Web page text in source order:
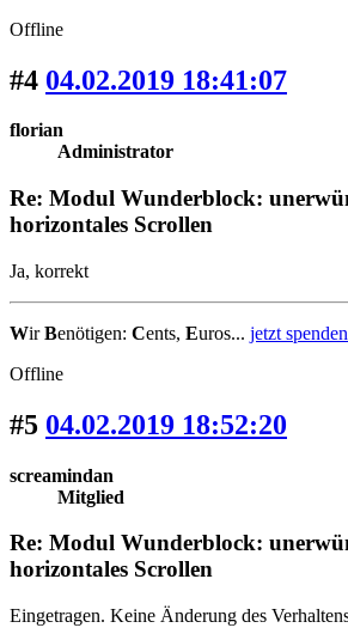
Offline
#4 04.02.2019 18:41:07
florian
Administrator
Re: Modul Wunderblock:
horizontales Scrollen
Ja, korrekt
WirBenötigen: Cents, Euros... jetzt
Offline
#5 04.02.2019 18:52:20
screamindan
Mitglied
Re: Modul Wunderblock:
horizontales Scrollen
Eingetragen. Keine Änderung des